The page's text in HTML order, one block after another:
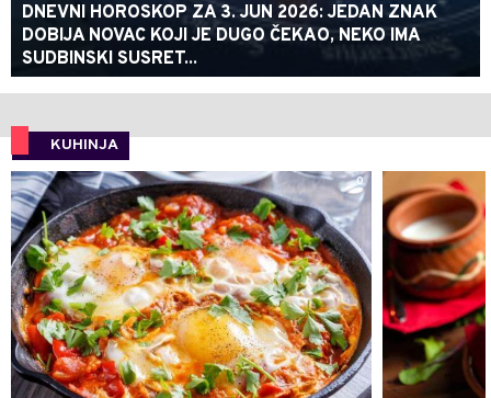
DNEVNI HOROSKOP ZA 3. JUN 2026: JEDAN ZNAK
DOBIJA NOVAC KOJI JE DUGO ČEKAO, NEKO IMA
SUDBINSKI SUSRET...
KUHINJA
0